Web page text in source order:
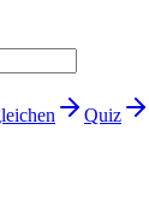
Quiz